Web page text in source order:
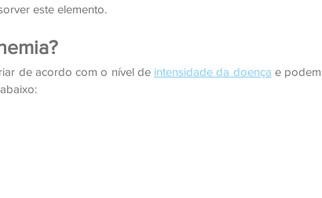
este elemento.
de acordo com o nível de intensidade da doença e podem